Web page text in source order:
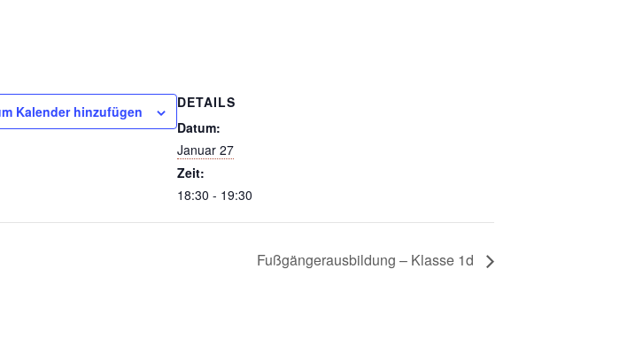
Kalender hinzufügen
DETAILS
Datum:
Januar 27
Zeit:
18:30 - 19:30
Fußgängerausbildung – Klasse 1d